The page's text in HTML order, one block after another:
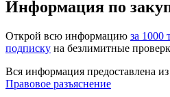
Информация по
Открой всю информацию за 1000
подписку на безлимитные
Вся информация предоставлена
Правовое разъяснение